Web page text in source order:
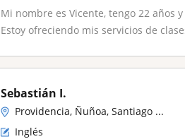
Mi nombre es Vicente, tengo 22 años
Estoy ofreciendo mis servicios de
Sebastián I.
Providencia, Ñuñoa, Santiago ...
Inglés